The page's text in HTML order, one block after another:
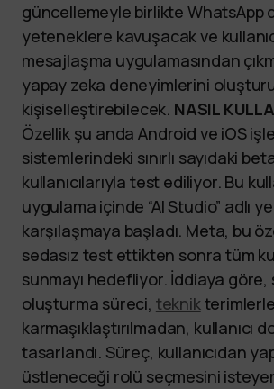
güncellemeyle birlikte WhatsApp
yeteneklere kavuşacak ve
mesajlaşma uygulamasından
yapay zeka deneyimlerini
kişiselleştirebilecek. NASIL
Özellik şu anda Android ve iOS
sistemlerindeki sınırlı sayıdaki
kullanıcılarıyla test ediliyor. Bu
uygulama içinde “AI Studio” adlı
karşılaşmaya başladı. Meta, bu
sedasız test ettikten sonra tüm
sunmayı hedefliyor. İddiaya
oluşturma süreci, teknikterimlerle
karmaşıklaştırılmadan, kullanıcı
tasarlandı. Süreç, kullanıcıdan
üstleneceği rolü seçmesini